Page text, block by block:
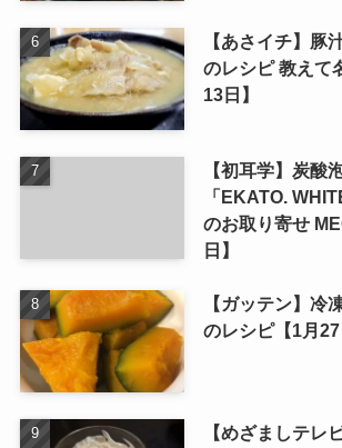
【あさイチ】豚
のレシピ 教えて
13日】
【初耳学】炭酸
「EKATO.
のお取り寄せ
日】
【ガッテン】冷
のレシピ【1月27
【めざましテレ